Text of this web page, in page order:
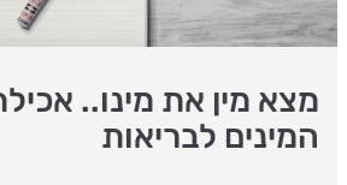
מצא מין את מינו..
המינים לבריאות